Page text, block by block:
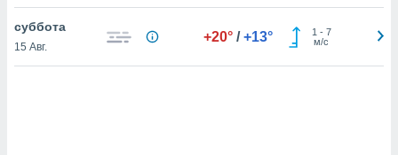
равно
нашим
суббота
15 Авг.
+20° / +13° 1 - 7
м/с